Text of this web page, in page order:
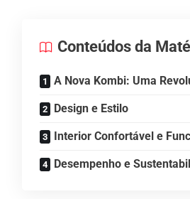
Conteúdos da
A Nova Kombi: Uma
Design e Estilo
Interior Confortável e
Desempenho e